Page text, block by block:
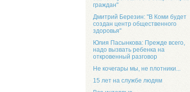
граждан"
Дмитрий Березин: "В Коми будет
создан центр общественного
здоровья"
Юлия Пасынкова: Прежде всего,
надо вызвать ребенка на
откровенный разговор
Не кочегары мы, не плотники...
15 лет на службе людям